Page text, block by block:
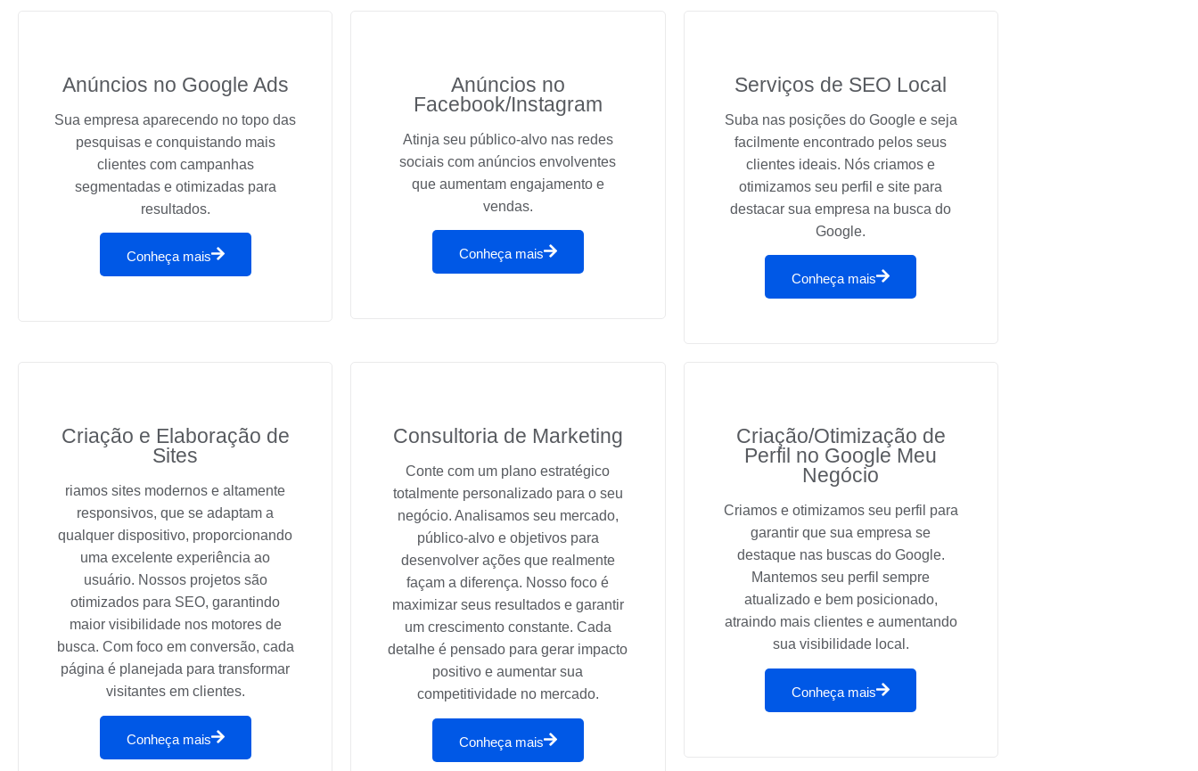
Anúncios no Google Ads
Sua empresa aparecendo no topo das
pesquisas e conquistando mais
clientes com campanhas
segmentadas e otimizadas para
resultados.
Conheça mais
Anúncios no
Facebook/Instagram
Atinja seu público-alvo nas redes
sociais com anúncios envolventes
que aumentam engajamento e
vendas.
Conheça mais
Serviços de SEO Local
Suba nas posições do Google e seja
facilmente encontrado pelos seus
clientes ideais. Nós criamos e
otimizamos seu perfil e site para
destacar sua empresa na busca do
Google.
Conheça mais
Criação e Elaboração de
Sites
riamos sites modernos e altamente
responsivos, que se adaptam a
qualquer dispositivo, proporcionando
uma excelente experiência ao
usuário. Nossos projetos são
otimizados para SEO, garantindo
maior visibilidade nos motores de
busca. Com foco em conversão, cada
página é planejada para transformar
visitantes em clientes.
Conheça mais
Consultoria de Marketing
Conte com um plano estratégico
totalmente personalizado para o seu
negócio. Analisamos seu mercado,
público-alvo e objetivos para
desenvolver ações que realmente
façam a diferença. Nosso foco é
maximizar seus resultados e garantir
um crescimento constante. Cada
detalhe é pensado para gerar impacto
positivo e aumentar sua
competitividade no mercado.
Conheça mais
Criação/Otimização de
Perfil no Google Meu
Negócio
Criamos e otimizamos seu perfil para
garantir que sua empresa se
destaque nas buscas do Google.
Mantemos seu perfil sempre
atualizado e bem posicionado,
atraindo mais clientes e aumentando
sua visibilidade local.
Conheça mais